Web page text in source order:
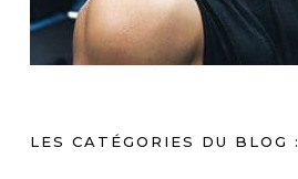
LES CATÉGORIES DU BLOG :